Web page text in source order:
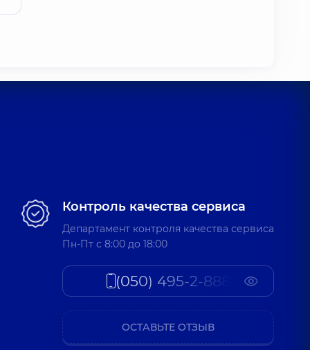
Контроль качества сервиса
Департамент контроля качества сервиса
Пн-Пт c 8:00 до 18:00
(050) 495-2-888
ОСТАВЬТЕ ОТЗЫВ